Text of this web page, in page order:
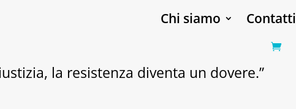
Chi siamo Contatti
la resistenza diventa un dovere.”